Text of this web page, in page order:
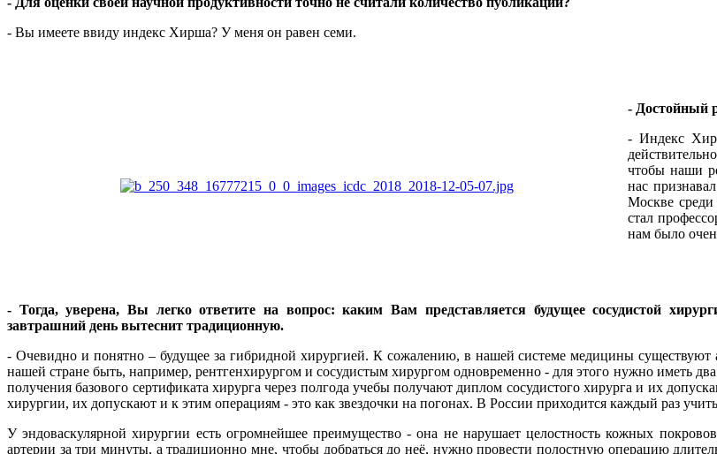
- Вы имеете ввиду индекс Хирша? У меня он равен семи.
- Достойный
- Индекс
чтобы наши
нас
Москве
стал
нам было
- Тогда, уверена, Вы легко ответите на вопрос: каким Вам представляется будущее сосудистой
завтрашний день вытеснит традиционную.
- Очевидно и понятно – будущее за гибридной хирургией. К сожалению, в нашей системе медицины существуют
нашей стране быть, например, рентгенхирургом и сосудистым хирургом одновременно - для этого нужно иметь
получения базового сертификата хирурга через полгода учебы получают диплом сосудистого хирурга и их
хирургии, их допускают и к этим операциям - это как звездочки на погонах. В России приходится каждый раз
У эндоваскулярной хирургии есть огромнейшее преимущество - она не нарушает целостность кожных
артерии за три минуты, а традиционно мне, чтобы добраться до неё, нужно провести полостную операцию